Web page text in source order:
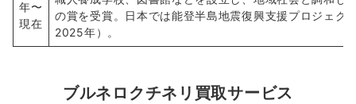
年〜
現在
の賞を受賞。日本では能登半島地震復興支援プロジェ
2025年）。
ブルネロクチネリ 買取サービス